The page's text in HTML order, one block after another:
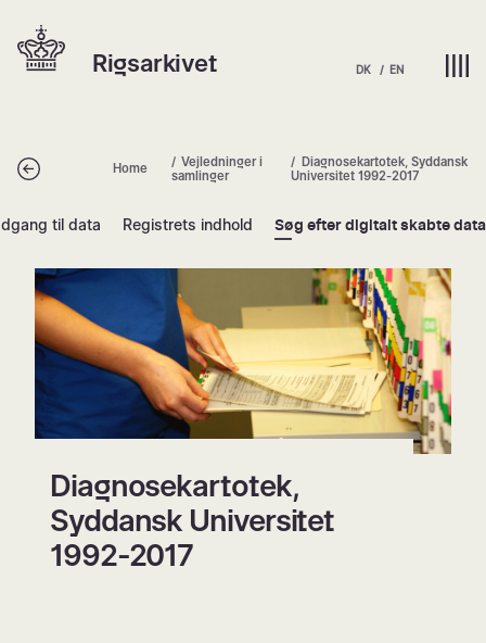
Spring
indhold
Hjem | Home
Rigsarkivet DK EN
Tilbage Home
Vejledninger i
samlinger
Diagnosekartotek, Syddansk
Universitet 1992-2017
til data Registrets indhold Søg efter digitalt skabte data
Diagnosekartotek, Syddansk
Diagnosekartotek,
Syddansk Universitet
1992-2017